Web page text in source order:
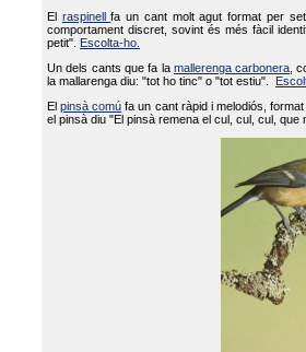
El raspinellfa un cant molt agut format per
comportament discret, sovint és més fàcil
petit".
Escolta-ho.
Un dels cants que fa la mallerenga carbonera ,
la mallarenga diu: "tot ho tinc" o "tot estiu".
Elpinsà comú fa un cant ràpid i melodiós,
el pinsà diu "El pinsà remena el cul, cul, cul,